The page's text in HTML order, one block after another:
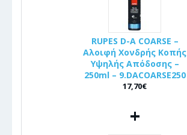
RUPES D-A COARSE –
Αλοιφή Χονδρής Κοπής
Υψηλής Απόδοσης –
250ml – 9.DACOARSE250
17,70€
+